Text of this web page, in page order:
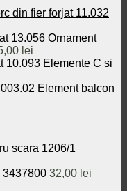
din fier forjat 11.032
Ornament
lei
Elemente C si
Element balcon
scara 1206/1
3437800 32,00lei